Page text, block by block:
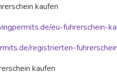
kaufen
eu-fuhrerschein-
registrierten-
kaufen